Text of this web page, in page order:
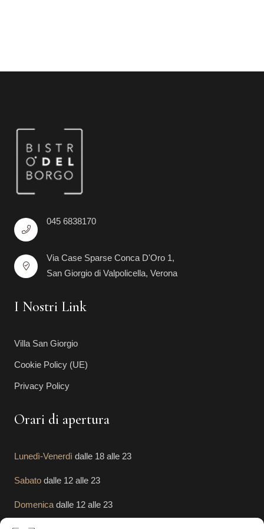
045 6838170
Via Case Sparse Conca D'Oro 1,
San Giorgio di Valpolicella, Verona
I Nostri Link
Villa San Giorgio
Cookie Policy (UE)
Privacy Policy
Orari di apertura
Lunedì-Venerdì dalle 18 alle 23
Sabato dalle 12 alle 23
Domenica dalle 12 alle 23